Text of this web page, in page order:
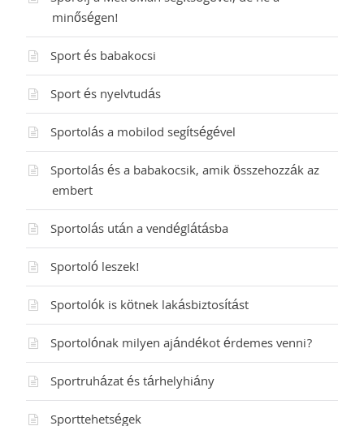
minőségen!
Sport és babakocsi
Sport és nyelvtudás
Sportolás a mobilod segítségével
Sportolás és a babakocsik, amik összehozzák az
embert
Sportolás után a vendéglátásba
Sportoló leszek!
Sportolók is kötnek lakásbiztosítást
Sportolónak milyen ajándékot érdemes venni?
Sportruházat és tárhelyhiány
Sporttehetségek